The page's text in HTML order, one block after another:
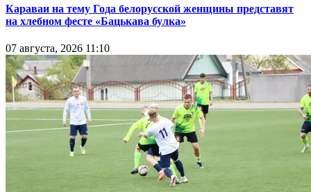
Караваи на тему Года белорусской женщины представят
на хлебном фесте «Бацькава булка»
07 августа, 2026 11:10